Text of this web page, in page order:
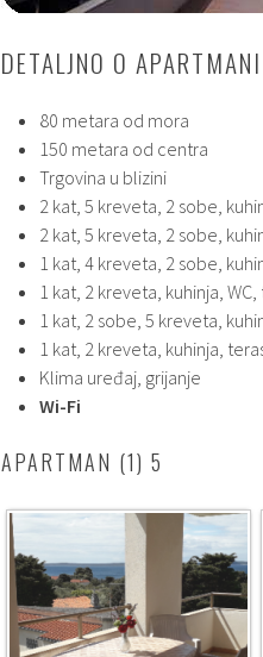
DETALJNO O
80 metara od mora
150 metara od centra
Trgovina u blizini
2 kat, 5 kreveta, 2 sobe,
2 kat, 5 kreveta, 2 sobe,
1 kat, 4 kreveta, 2 sobe,
1 kat, 2 kreveta, kuhinja, WC,
1 kat, 2 sobe, 5 kreveta,
1 kat, 2 kreveta, kuhinja,
Klima uređaj, grijanje
Wi-Fi
APARTMAN (1) 5